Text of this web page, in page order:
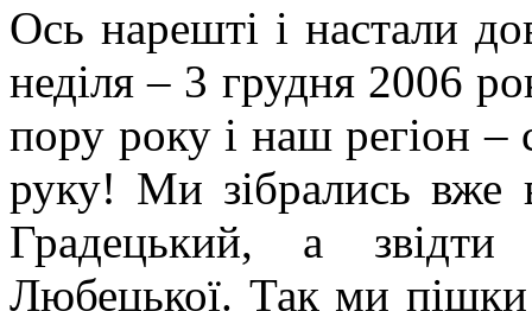
Ось нарешті і настали
неділя – 3 грудня 2006
пору року і наш регіон
руку! Ми зібрались вже
Градецький, а
Любецької. Так ми пішки